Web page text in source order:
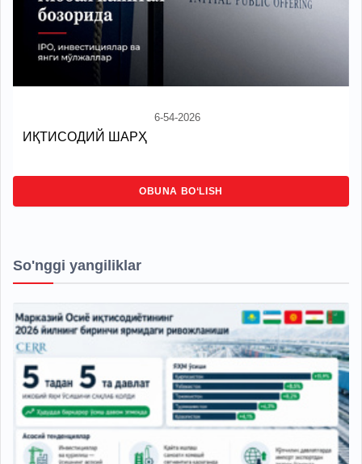
6-54-2026
ИҚТИСОДИЙ ШАРҲ
OBUNA BO‘LISH
So'nggi yangiliklar